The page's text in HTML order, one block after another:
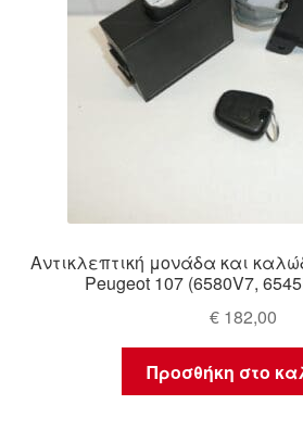
Αντικλεπτική μονάδα και
Peugeot 107 (6580V7,
€ 182,00
Προσθήκη στο